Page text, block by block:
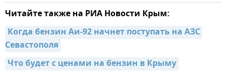
Читайте также на РИА Новости Крым:
Когда бензин Аи-92 начнет поступать на АЗС
Севастополя
Что будет с ценами на бензин в Крыму